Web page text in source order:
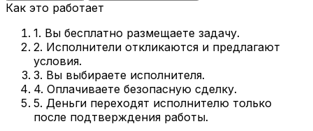
Как это работает
1. Вы бесплатно размещаете задачу.
2. Исполнители откликаются и предлагают
условия.
3. Вы выбираете исполнителя.
4. Оплачиваете безопасную сделку.
5. Деньги переходят исполнителю только
после подтверждения работы.